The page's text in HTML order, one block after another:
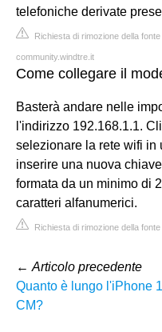
telefoniche derivate
Richiesta di rimozione della fonte
community.windtre.it
Come collegare il
Basterà andare nelle
l'indirizzo 192.168.1.1.
selezionare la rete wifi in
inserire una nuova
formata da un minimo di
caratteri alfanumerici.
Richiesta di rimozione della fonte
← Articolo precedente
Quanto è lungo l'iPhone
CM?